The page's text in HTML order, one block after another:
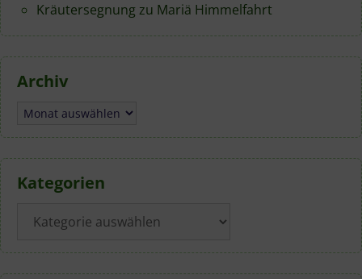
Kräutersegnung zu Mariä Himmelfahrt
Archiv
Archiv
Kategorien